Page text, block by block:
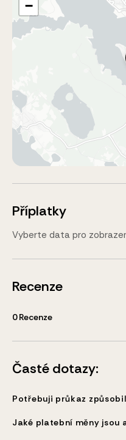
−
Příplatky
Vyberte data pro
Recenze
0 Recenze
Časté dotazy:
Potřebuji průkaz
Jaké platební měny jsou